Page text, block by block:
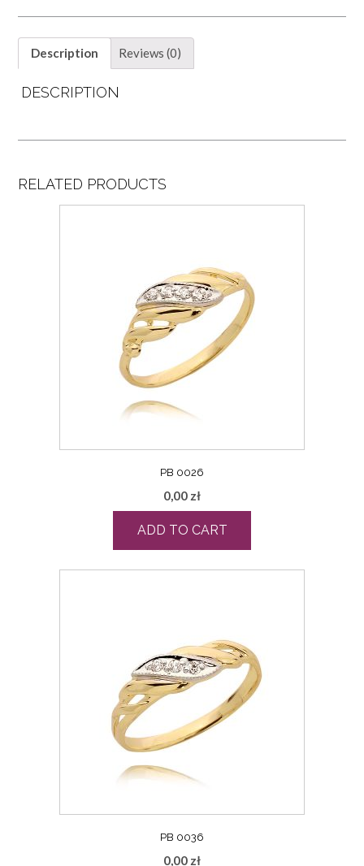
Description Reviews (0)
DESCRIPTION
RELATED PRODUCTS
PB 0026
0,00 zł
ADD TO CART
PB 0036
0,00 zł